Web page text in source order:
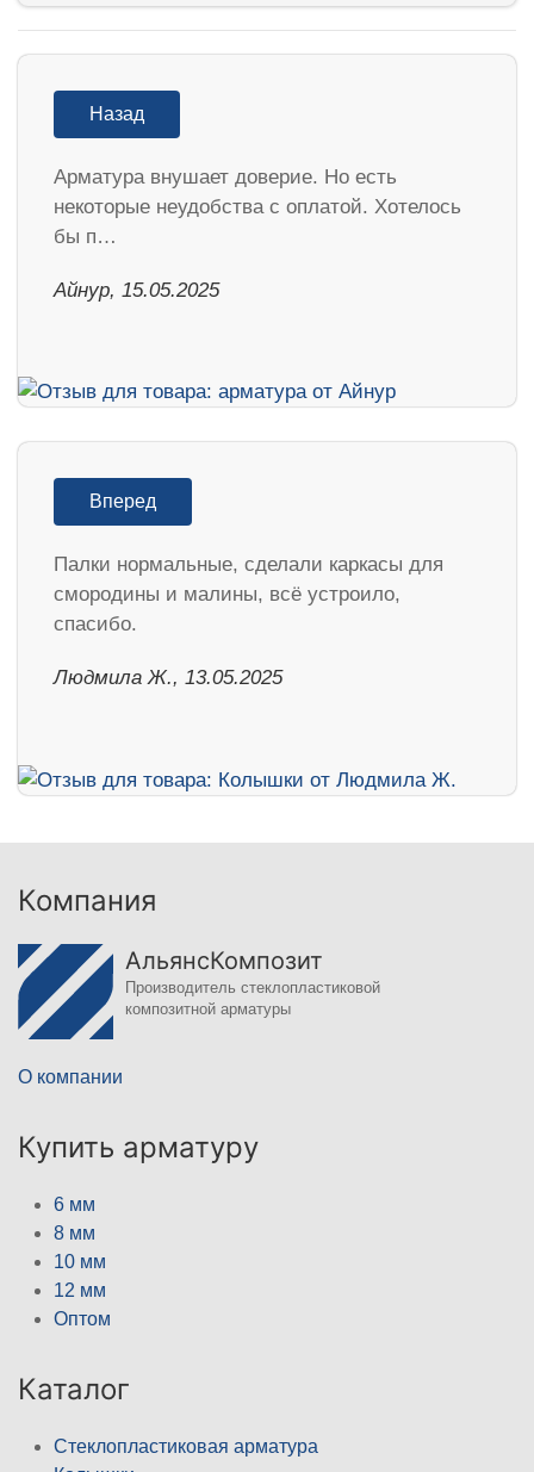
Назад
Арматура внушает доверие. Но есть
некоторые неудобства с оплатой. Хотелось
бы п…
Айнур, 15.05.2025
Вперед
Палки нормальные, сделали каркасы для
смородины и малины, всё устроило,
спасибо.
Людмила Ж., 13.05.2025
Компания
АльянсКомпозит
Производитель стеклопластиковой
композитной арматуры
О компании
Купить арматуру
6 мм
8 мм
10 мм
12 мм
Оптом
Каталог
Стеклопластиковая арматура